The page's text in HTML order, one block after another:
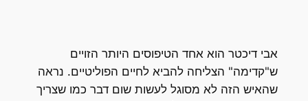
אבי דיכטר הוא אחד הטיפוסים היותר הזויים
ש"קדימה" הצליחה להביא לחיים הפוליטיים. נראה
שהאיש הזה לא מסוגל לעשות שום דבר כמו שצריך